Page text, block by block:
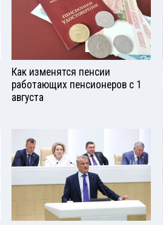
Как изменятся пенсии
работающих пенсионеров с 1
августа